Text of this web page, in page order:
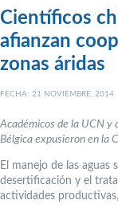
Científicos
afianzan
zonas áridas
FECHA: 21 NOVIEMBRE, 2014
Académicos de la UCN y
Bélgica expusieron en la
El manejo de las
desertificación y el
actividades